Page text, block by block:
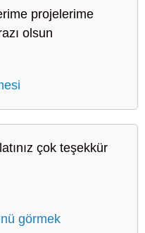
projelerime
olsun
çok teşekkür
görmek